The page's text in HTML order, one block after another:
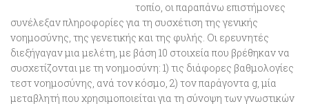
τοπίο, οι παραπάνω επιστήμονες
συνέλεξαν πληροφορίες για τη συσχέτιση της γενικής
νοημοσύνης, της γενετικής και της φυλής. Οι ερευνητές
διεξήγαγαν μια μελέτη, με βάση 10 στοιχεία που βρέθηκαν να
συσχετίζονται με τη νοημοσύνη: 1) τις διάφορες βαθμολογίες
τεστ νοημοσύνης, ανά τον κόσμο, 2) τον παράγοντα g, μία
μεταβλητή που χρησιμοποιείται για τη σύνοψη των γνωστικών